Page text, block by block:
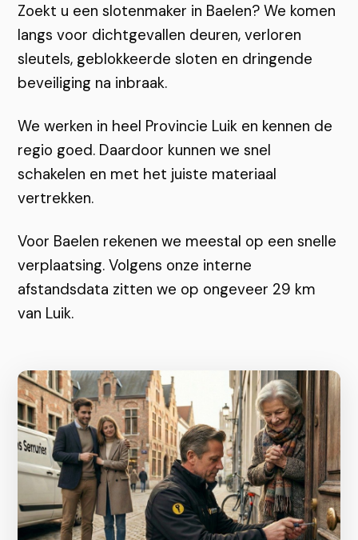
Zoekt u een slotenmaker in Baelen? We komen
langs voor dichtgevallen deuren, verloren
sleutels, geblokkeerde sloten en dringende
beveiliging na inbraak.
We werken in heel Provincie Luik en kennen de
regio goed. Daardoor kunnen we snel
schakelen en met het juiste materiaal
vertrekken.
Voor Baelen rekenen we meestal op een snelle
verplaatsing. Volgens onze interne
afstandsdata zitten we op ongeveer 29 km
van Luik.